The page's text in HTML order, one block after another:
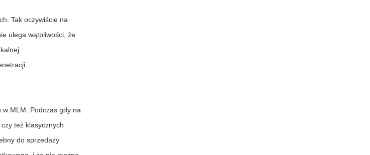
Tak oczywiście na
ulega wątpliwości, że
w MLM. Podczas gdy na
też klasycznych
do sprzedaży